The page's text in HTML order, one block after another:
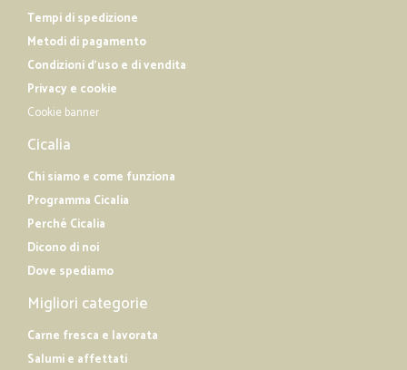
Tempi di spedizione
Metodi di pagamento
Condizioni d'uso e di vendita
Privacy e cookie
Cookie banner
Cicalia
Chi siamo e come funziona
Programma Cicalia
Perché Cicalia
Dicono di noi
Dove spediamo
Migliori categorie
Carne fresca e lavorata
Salumi e affettati